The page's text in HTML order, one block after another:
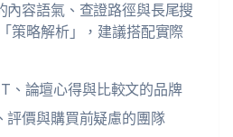
內容語氣、查證路徑與長尾搜
策略解析」，建議搭配實際
、論壇心得與比較文的品牌
評價與購買前疑慮的團隊